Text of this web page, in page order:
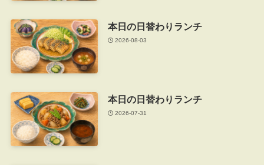
本日の日替わりランチ
2026-08-03
本日の日替わりランチ
2026-07-31